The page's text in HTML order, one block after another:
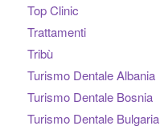
Top Clinic
Trattamenti
Tribù
Turismo Dentale Albania
Turismo Dentale Bosnia
Turismo Dentale Bulgaria